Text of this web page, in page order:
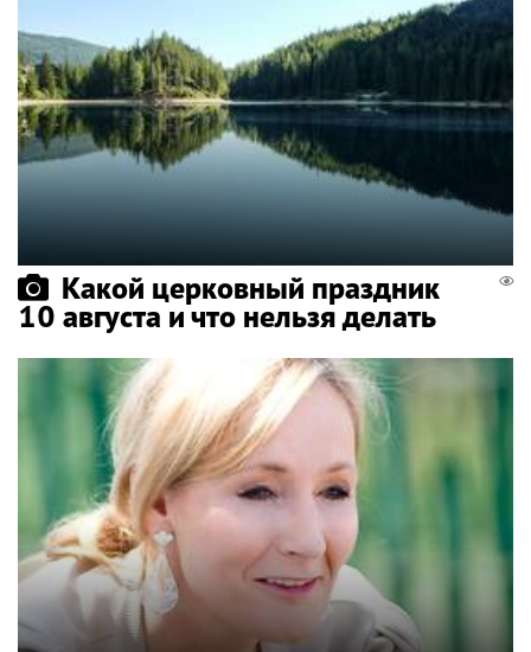
Какой церковный праздник
10 августа и что нельзя делать